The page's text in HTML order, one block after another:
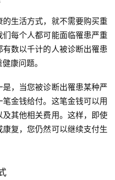
生活方式，就不需要购买重
每个人都可能面临罹患严重
数以千计的人被诊断出罹患
康问题。
，当您被诊断出罹患某种严
金钱给付。这笔金钱可以用
其他相关费用。这样，即使
复，您仍然可以继续支付生